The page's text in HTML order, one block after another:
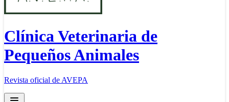
Clínica Veterinaria de
Pequeños Animales
Revista oficial de AVEPA
Open main menu